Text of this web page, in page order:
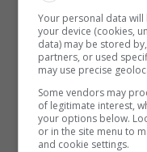
Your personal data
your device (cookies,
data) may be stored
partners, or used
may use precise
Some vendors may
of legitimate interest,
your options below.
or in the site menu to
and cookie settings.